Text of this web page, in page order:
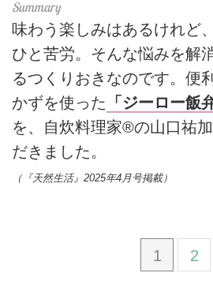
味わう楽しみはあるけれど
ひと苦労。そんな悩みを解
るつくりおきなのです。便
かずを使った 「ジーロー飯
を、自炊料理家®の山口祐
だきました。
（『天然生活』2025年4月号掲載）
1 2